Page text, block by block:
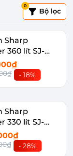
Bộ lọc
0
Sharp
360 lít SJ-
DS
- 18%
Sharp
330 lít SJ-
SL
- 28%